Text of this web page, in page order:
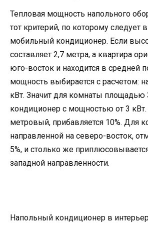
Тепловая мощность напольного
тот критерий, по которому следует
мобильный кондиционер. Если
составляет 2,7 метра, а квартира
юго-восток и находится в средней
мощность выбирается с расчетом:
кВт. Значит для комнаты
кондиционер с мощностью от 3 кВт.
метровый, прибавляется 10%. Для
направленной на северо-восток,
5%, и столько же
западной направленности.
Напольный кондиционер в